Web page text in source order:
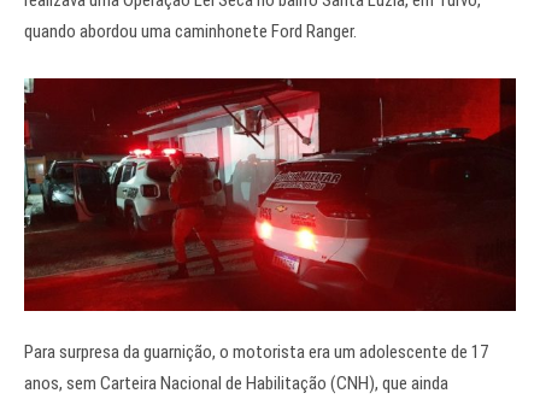
quando abordou uma caminhonete Ford Ranger.
Para surpresa da guarnição, o motorista era um adolescente de 17
anos, sem Carteira Nacional de Habilitação (CNH), que ainda